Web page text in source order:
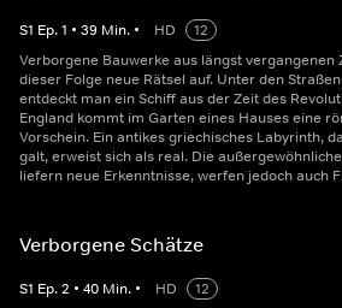
S1 Ep.1 • 39 Min. • HD
12
Verborgene Bauwerke aus längst vergangenen
dieser Folge neue Rätsel auf. Unter den
entdeckt man ein Schiff aus der Zeit des
England kommt im Garten eines Hauses eine
Vorschein. Ein antikes griechisches Labyrinth,
galt, erweist sich als real. Die
liefern neue Erkenntnisse, werfen jedoch auch
Verborgene Schätze
S1 Ep.2 • 40 Min. • HD
12